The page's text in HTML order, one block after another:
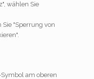
wählen Sie
Sie "Sperrung von
Symbol am oberen